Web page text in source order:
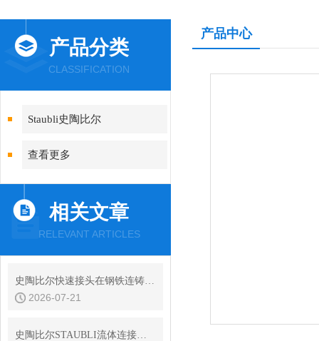
产品分类
CLASSIFICATION
Staubli史陶比尔
查看更多
相关文章
RELEVANT ARTICLES
史陶比尔快速接头在钢铁连铸设备结晶器冷却水快换中的耐振动性
2026-07-21
史陶比尔STAUBLI流体连接器的平面阀技术与无滴漏设计
产品中心